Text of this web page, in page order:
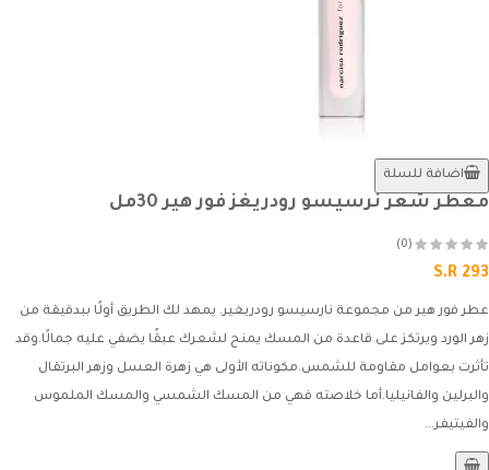
اضافة للسلة
معطر شعر نرسيسو رودريغز فور هير 30مل
(0)
S.R 293
عطر فور هير من مجموعة نارسيسو رودريغير. يمهد لك الطريق أولًا ببدقيقة من
زهر الورد ويرتكز على قاعدة من المسك يمنح لشعرك عبقًا يضفي عليه جمالًا.وقد
تأثرت بعوامل مقاومة للشمس.مكوناته الأولى هي زهرة العسل وزهر البرتقال
والبرلين والفانيليا.أما خلاصته فهي من المسك الشمسي والمسك الملموس
والفيتيفر...